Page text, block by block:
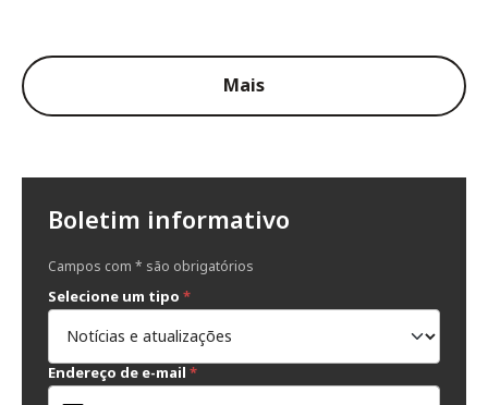
Mais
Boletim informativo
Campos com * são obrigatórios
Selecione um tipo *
Endereço de e-mail *